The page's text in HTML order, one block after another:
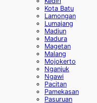
Kota Batu
Lamongan
Lumajang
Madiun
Madura
Magetan
Malang
Mojokerto
Nganjuk
Ngawi
Pacitan
Pamekasan
Pasuruan